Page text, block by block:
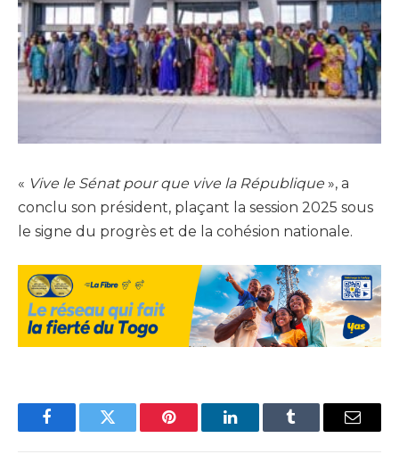
« Vive le Sénat pour que vive la République », a
conclu son président, plaçant la session 2025 sous
le signe du progrès et de la cohésion nationale.
FacebookTwitter Pinterest LinkedInTumblr Email